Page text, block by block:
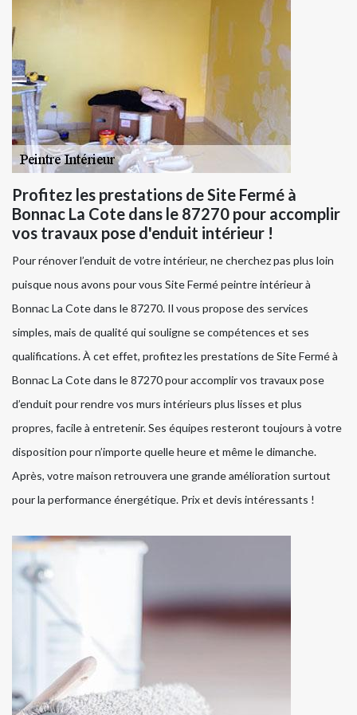
Profitez les prestations de Site Fermé à
Bonnac La Cote dans le 87270 pour accomplir
vos travaux pose d'enduit intérieur !
Pour rénover l’enduit de votre intérieur, ne cherchez pas plus loin
puisque nous avons pour vous Site Fermé peintre intérieur à
Bonnac La Cote dans le 87270. Il vous propose des services
simples, mais de qualité qui souligne se compétences et ses
qualifications. À cet effet, profitez les prestations de Site Fermé à
Bonnac La Cote dans le 87270 pour accomplir vos travaux pose
d’enduit pour rendre vos murs intérieurs plus lisses et plus
propres, facile à entretenir. Ses équipes resteront toujours à votre
disposition pour n’importe quelle heure et même le dimanche.
Après, votre maison retrouvera une grande amélioration surtout
pour la performance énergétique. Prix et devis intéressants !